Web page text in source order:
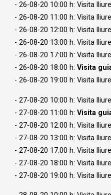
- 26-08-20 10:00 h: Visita lliure
- 26-08-20 11:00 h: Visita lliure
- 26-08-20 12:00 h: Visita lliure
- 26-08-20 13:00 h: Visita lliure
- 26-08-20 17:00 h: Visita lliure
- 26-08-20 18:00 h: Visita
- 26-08-20 19:00 h: Visita lliure
- 27-08-20 10:00 h: Visita lliure
- 27-08-20 11:00 h: Visita
- 27-08-20 12:00 h: Visita lliure
- 27-08-20 13:00 h: Visita lliure
- 27-08-20 17:00 h: Visita lliure
- 27-08-20 18:00 h: Visita lliure
- 27-08-20 19:00 h: Visita lliure